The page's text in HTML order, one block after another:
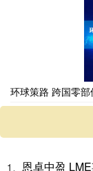
环球策路 跨国零
1、 恩卓中盈